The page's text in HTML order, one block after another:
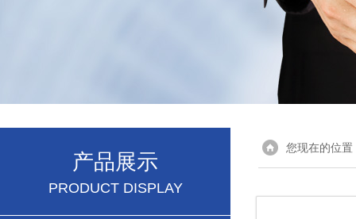
产品展示
PRODUCT DISPLAY
您现在的位置